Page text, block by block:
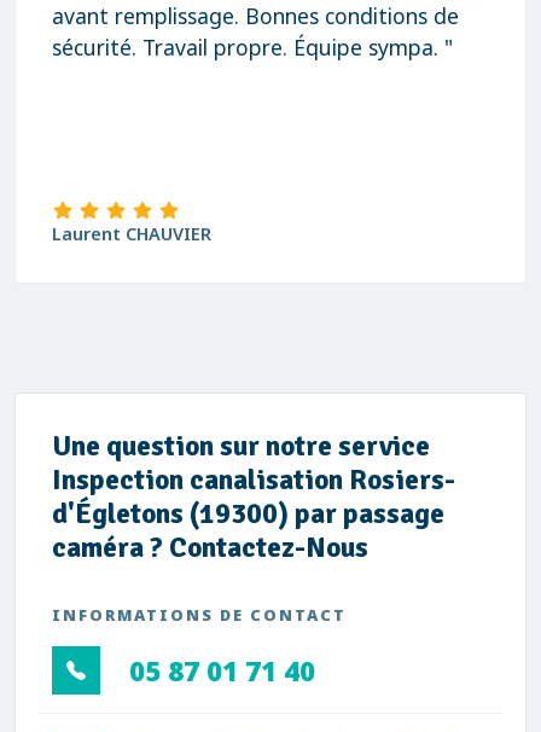
avant remplissage. Bonnes conditions de
sécurité. Travail propre. Équipe sympa. "
Laurent CHAUVIER
Une question sur notre service
Inspection canalisation Rosiers-
d'Égletons (19300) par passage
caméra ? Contactez-Nous
INFORMATIONS DE CONTACT
05 87 01 71 40